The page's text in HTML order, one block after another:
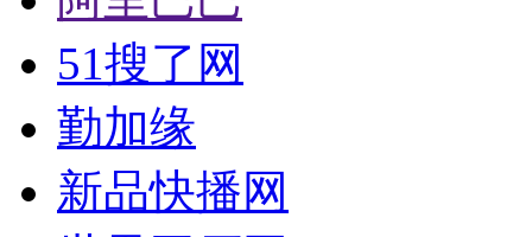
51搜了网
勤加缘
新品快播网